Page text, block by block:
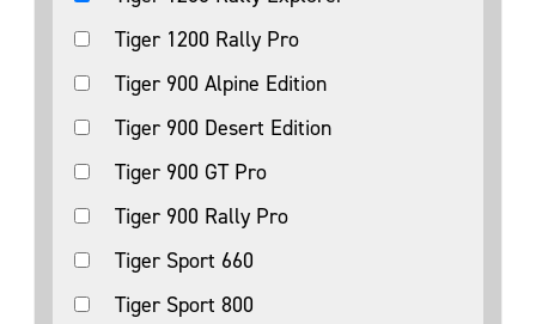
Tiger 1200 Rally Pro
Tiger 900 Alpine Edition
Tiger 900 Desert Edition
Tiger 900 GT Pro
Tiger 900 Rally Pro
Tiger Sport 660
Tiger Sport 800